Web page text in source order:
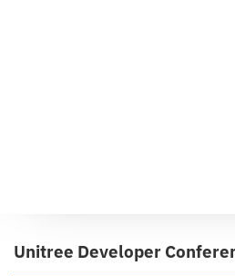
Unitree Developer